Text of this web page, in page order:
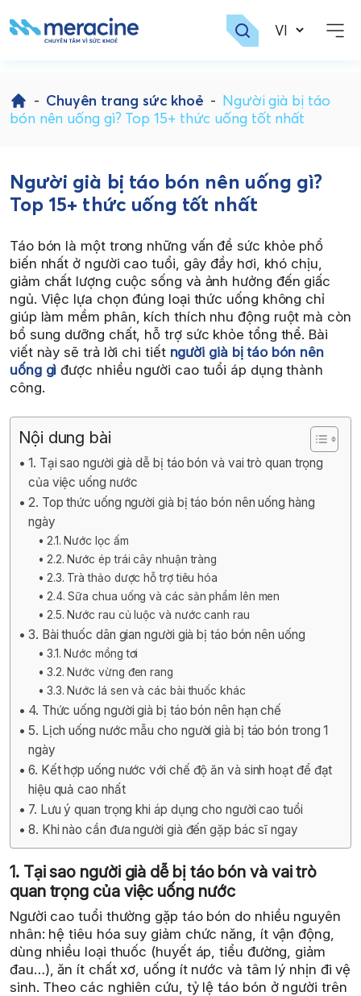
to
content
- Chuyên trang sức khoẻ - Người già bị táo
bón nên uống gì? Top 15+ thức uống tốt nhất
Người già bị táo bón nên uống gì?
Top 15+ thức uống tốt nhất
Táo bón là một trong những vấn đề sức khỏe phổ
biến nhất ở người cao tuổi, gây đầy hơi, khó chịu,
giảm chất lượng cuộc sống và ảnh hưởng đến giấc
ngủ. Việc lựa chọn đúng loại thức uống không chỉ
giúp làm mềm phân, kích thích nhu động ruột mà còn
bổ sung dưỡng chất, hỗ trợ sức khỏe tổng thể. Bài
viết này sẽ trả lời chi tiết người già bị táo bón nên
uống gì được nhiều người cao tuổi áp dụng thành
công.
Nội dung bài
1. Tại sao người già dễ bị táo bón và vai trò quan trọng
của việc uống nước
2. Top thức uống người già bị táo bón nên uống hàng
ngày
2.1. Nước lọc ấm
2.2. Nước ép trái cây nhuận tràng
2.3. Trà thảo dược hỗ trợ tiêu hóa
2.4. Sữa chua uống và các sản phẩm lên men
2.5. Nước rau củ luộc và nước canh rau
3. Bài thuốc dân gian người già bị táo bón nên uống
3.1. Nước mồng tơi
3.2. Nước vừng đen rang
3.3. Nước lá sen và các bài thuốc khác
4. Thức uống người già bị táo bón nên hạn chế
5. Lịch uống nước mẫu cho người già bị táo bón trong 1
ngày
6. Kết hợp uống nước với chế độ ăn và sinh hoạt để đạt
hiệu quả cao nhất
7. Lưu ý quan trọng khi áp dụng cho người cao tuổi
8. Khi nào cần đưa người già đến gặp bác sĩ ngay
1. Tại sao người già dễ bị táo bón và vai trò
quan trọng của việc uống nước
Người cao tuổi thường gặp táo bón do nhiều nguyên
nhân: hệ tiêu hóa suy giảm chức năng, ít vận động,
dùng nhiều loại thuốc (huyết áp, tiểu đường, giảm
đau…), ăn ít chất xơ, uống ít nước và tâm lý nhịn đi vệ
sinh. Theo các nghiên cứu, tỷ lệ táo bón ở người trên